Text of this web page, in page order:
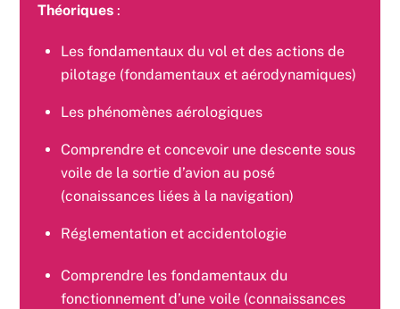
Théoriques:
Les fondamentaux du vol et des actions de
pilotage (fondamentaux et aérodynamiques)
Les phénomènes aérologiques
Comprendre et concevoir une descente sous
voile de la sortie d’avion au posé
(conaissances liées à la navigation)
Réglementation et accidentologie
Comprendre les fondamentaux du
fonctionnement d’une voile (connaissances